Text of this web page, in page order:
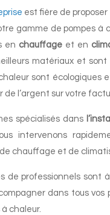
est fière de proposer
gamme de pompes à
en chauffage et en
matériaux et
sont écologiques
de l’argent sur votre
spécialisés dans
intervenons
chauffage et de
de professionnels sont
dans tous vos
chaleur.